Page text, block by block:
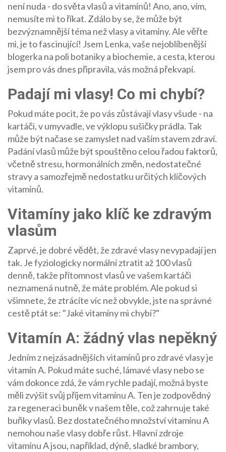
není nuda - do světa vlasů a vitamínů! Ano, ano, vím,
nemusíte mi to říkat. Zdálo by se, že může být
bezvýznamnější téma než vlasy a vitamíny. Ale věřte
mi, je to fascinující! Jsem Lenka, vaše nejoblíbenější
blogerka na poli botaniky a biochemie, a cesta, kterou
jsem pro vás dnes připravila, vás možná překvapí.
Padají mi vlasy! Co mi chybí?
Pokud máte pocit, že po vás zůstávají vlasy všude - na
kartáči, v umyvadle, ve výklopu sušičky prádla. Tak
může být načase se zamyslet nad vaším stavem zdraví.
Padání vlasů může být spouštěno celou řadou faktorů,
včetně stresu, hormonálních změn, nedostatečné
stravy a samozřejmě nedostatku určitých klíčových
vitamínů.
Vitamíny jako klíč ke zdravým
vlasům
Zaprvé, je dobré vědět, že zdravé vlasy nevypadají jen
tak. Je fyziologicky normální ztratit až 100 vlasů
denně, takže přítomnost vlasů ve vašem kartáči
neznamená nutně, že máte problém. Ale pokud si
všimnete, že ztrácíte víc než obvykle, jste na správné
cestě ptát se: "Jaké vitamíny mi chybí?"
Vitamín A: žádný vlas nepěkný
Jedním z nejzásadnějších vitamínů pro zdravé vlasy je
vitamín A. Pokud máte suché, lámavé vlasy nebo se
vám dokonce zdá, že vám rychle padají, možná byste
měli zvýšit svůj příjem vitamínu A. Ten je zodpovědný
za regeneraci buněk v našem těle, což zahrnuje také
buňky vlasů. Bez dostatečného množství vitamínu A
nemohou naše vlasy dobře růst. Hlavní zdroje
vitamínu A jsou, například, dýně, sladké brambory,